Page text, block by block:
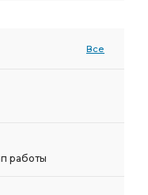
Все
работы